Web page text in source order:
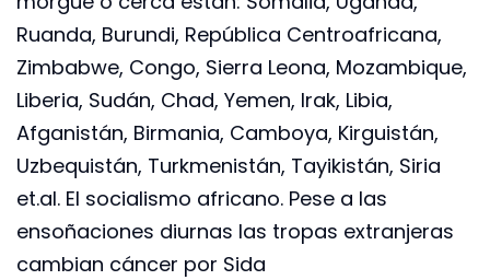
Ruanda, Burundi, República Centroafricana,
Zimbabwe, Congo, Sierra Leona, Mozambique,
Liberia, Sudán, Chad, Yemen, Irak, Libia,
Afganistán, Birmania, Camboya, Kirguistán,
Uzbequistán, Turkmenistán, Tayikistán, Siria
et.al. El socialismo africano. Pese a las
ensoñaciones diurnas las tropas extranjeras
cambian cáncer por Sida